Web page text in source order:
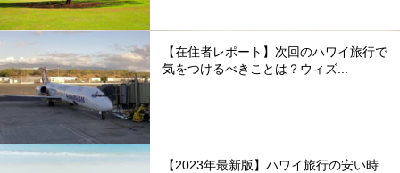
【在住者レポート】次回のハワイ旅行で
気をつけるべきことは？ウィズ...
【2023年最新版】ハワイ旅行の安い時